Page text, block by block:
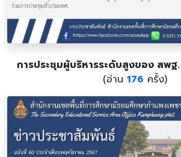
การประชุมผู้บริหารระดับสูงของ สพฐ
(อ่าน 176 ครั้ง)